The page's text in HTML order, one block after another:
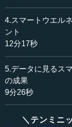
この下のスライド
ある地方創生が進
る横断的な「地域
ほどお話しした人
まちづくりについ
り、見附市はモデ
の図が、認定審査
す。現在では黄色
れています。
4.スマートウエル
ント
12分17秒
5.データに見るス
の成果
9分26秒
＼テンミニ